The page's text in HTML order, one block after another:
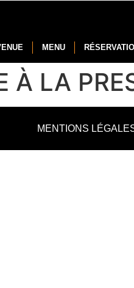
MENU
À LA
MENTIONS